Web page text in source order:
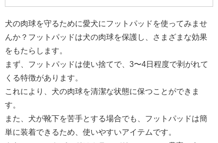
レビュー数：
4.44
犬の肉球を守るために愛犬にフットパッドを使ってみませ
んか？フットパッドは犬の肉球を保護し、さまざまな効果
をもたらします。
まず、フットパッドは使い捨てで、3〜4日程度で剥がれて
くる特徴があります。
これにより、犬の肉球を清潔な状態に保つことができま
す。
また、犬が靴下を苦手とする場合でも、フットパッドは簡
単に装着できるため、使いやすいアイテムです。